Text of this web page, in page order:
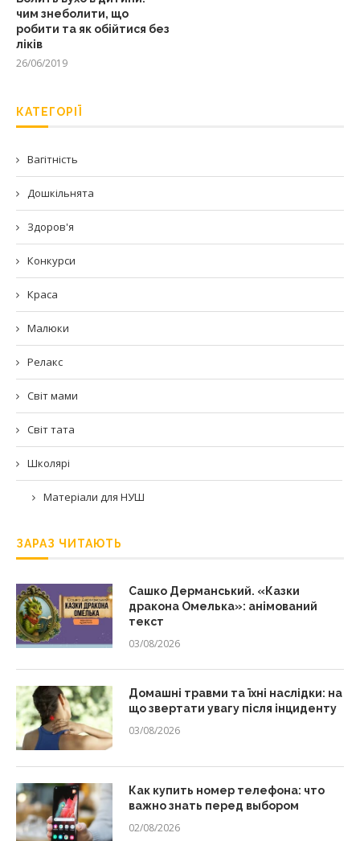
чим знеболити, що
робити та як обійтися без
ліків
26/06/2019
КАТЕГОРІЇ
Вагітність
Дошкільнята
Здоров'я
Конкурси
Краса
Малюки
Релакс
Світ мами
Світ тата
Школярі
Матеріали для НУШ
ЗАРАЗ ЧИТАЮТЬ
Сашко Дерманський. «Казки
дракона Омелька»: анімований
текст
03/08/2026
Домашні травми та їхні наслідки: на
що звертати увагу після інциденту
03/08/2026
Как купить номер телефона: что
важно знать перед выбором
02/08/2026